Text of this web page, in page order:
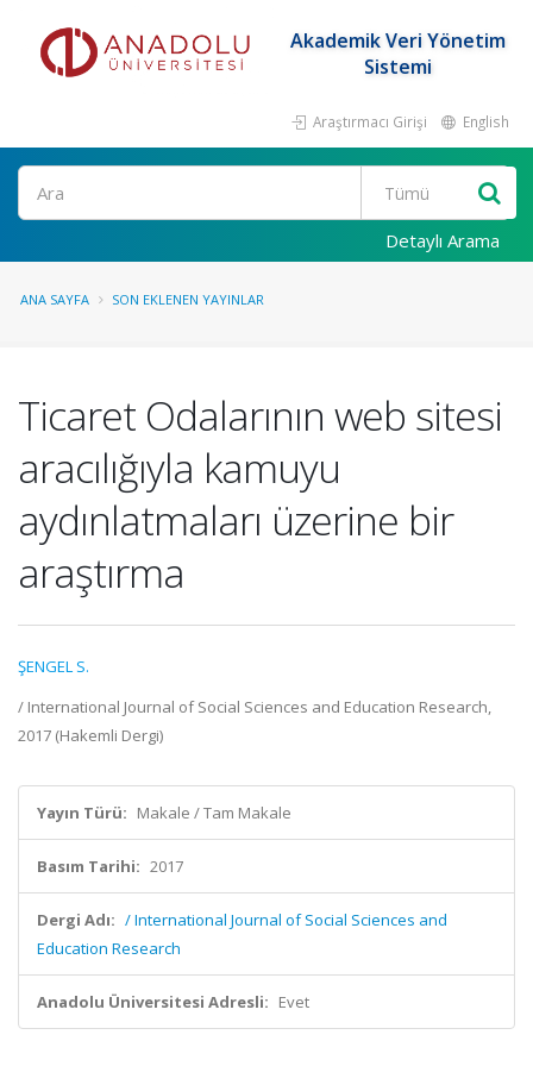
Akademik Veri Yönetim
Sistemi
Araştırmacı Girişi English
Ara
Detaylı Arama
ANA SAYFA SON EKLENEN YAYINLAR
Ticaret Odalarının web sitesi
aracılığıyla kamuyu
aydınlatmaları üzerine bir
araştırma
ŞENGEL S.
/ International Journal of Social Sciences and Education Research,
2017 (Hakemli Dergi)
Yayın Türü: Makale / Tam Makale
Basım Tarihi: 2017
Dergi Adı: / International Journal of Social Sciences and
Education Research
Anadolu Üniversitesi Adresli: Evet